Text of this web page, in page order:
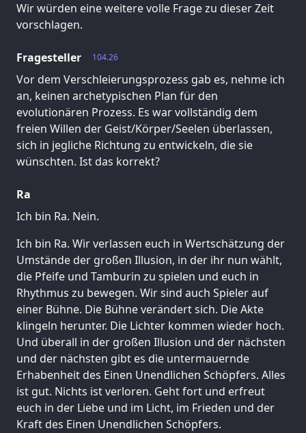
Wir würden eine weitere volle Frage zu dieser Zeit
vorschlagen.
104.26
Fragesteller
Vor dem Verschleierungsprozess gab es, nehme ich
an, keinen archetypischen Plan für den
evolutionären Prozess. Es war vollständig dem
freien Willen der Geist/Körper/Seelen überlassen,
sich in jegliche Richtung zu entwickeln, die sie
wünschten. Ist das korrekt?
Ra
Ich bin Ra. Nein.
Ich bin Ra. Wir verlassen euch in Wertschätzung der
Umstände der großen Illusion, in der ihr nun wählt,
die Pfeife und Tamburin zu spielen und euch in
Rhythmus zu bewegen. Wir sind auch Spieler auf
einer Bühne. Die Bühne verändert sich. Die Akte
klingeln herunter. Die Lichter kommen wieder hoch.
Und überall in der großen Illusion und der nächsten
und der nächsten gibt es die untermauernde
Erhabenheit des Einen Unendlichen Schöpfers. Alles
ist gut. Nichts ist verloren. Geht fort und erfreut
euch in der Liebe und im Licht, im Frieden und der
Kraft des Einen Unendlichen Schöpfers.